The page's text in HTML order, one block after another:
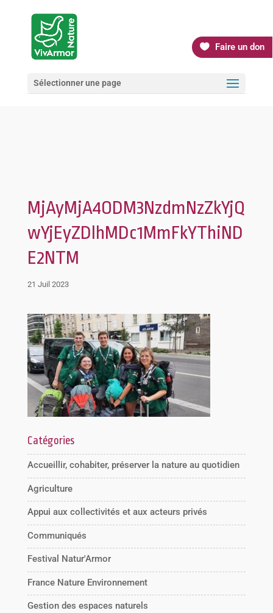
Faire un don
Sélectionner une page
MjAyMjA4ODM3NzdmNzZkYjQ
wYjEyZDlhMDc1MmFkYThiND
E2NTM
21 Juil 2023
Catégories
Accueillir, cohabiter, préserver la nature au quotidien
Agriculture
Appui aux collectivités et aux acteurs privés
Communiqués
Festival Natur'Armor
France Nature Environnement
Gestion des espaces naturels